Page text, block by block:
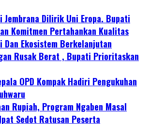
Jembrana Dilirik Uni Eropa. Bupati
Komitmen Pertahankan Kualitas
Dan Ekosistem Berkelanjutan
Rusak Berat , Bupati Prioritaskan
OPD Kompak Hadiri Pengukuhan
Rupiah, Program Ngaben Masal
Sedot Ratusan Peserta